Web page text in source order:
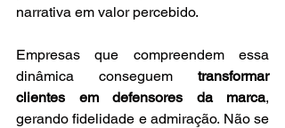
narrativa em valor percebido.
Empresas que compreendem essa
dinâmica conseguem transformar
clientes em defensores da marca,
gerando fidelidade e admiração. Não se